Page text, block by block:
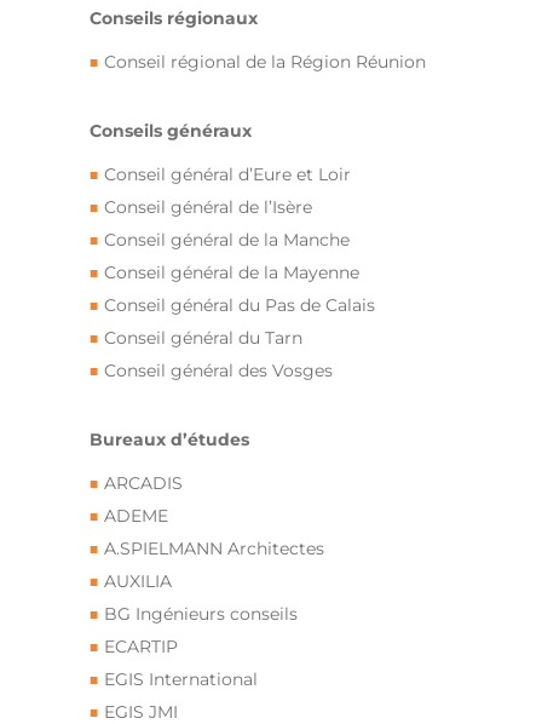
Conseils régionaux
Conseil régional de la Région Réunion
Conseils généraux
Conseil général d’Eure et Loir
Conseil général de l’Isère
Conseil général de la Manche
Conseil général de la Mayenne
Conseil général du Pas de Calais
Conseil général du Tarn
Conseil général des Vosges
Bureaux d’études
ARCADIS
ADEME
A.SPIELMANN Architectes
AUXILIA
BG Ingénieurs conseils
ECARTIP
EGIS International
EGIS JMI